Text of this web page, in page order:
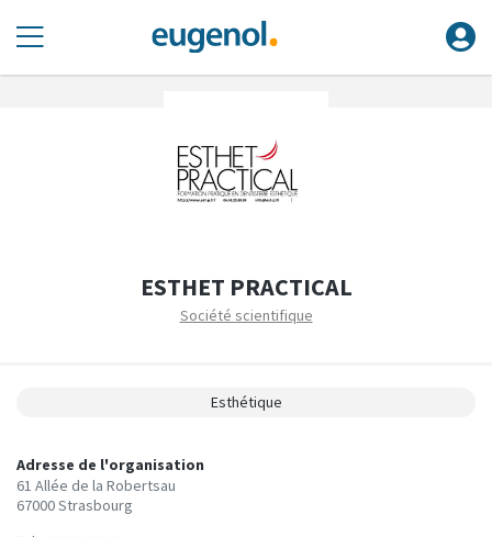
ESTHET PRACTICAL
Société scientifique
Esthétique
Adresse de l'organisation
61 Allée de la Robertsau
67000 Strasbourg